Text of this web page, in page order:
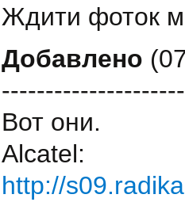
Ждити фоток
Добавлено
Вот они.
Alcatel:
http://